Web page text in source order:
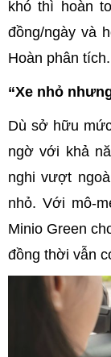
khó thì hoàn
đồng/ngày và
Hoàn phân tích.
“Xe nhỏ
Dù sở hữu
ngờ với khả
nghi vượt
nhỏ. Với mô-
Minio Green
đồng thời vẫn